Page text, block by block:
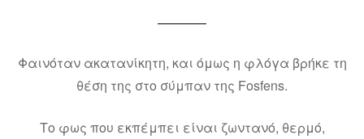
Φαινόταν ακατανίκητη, και όμως η φλόγα βρήκε τη
θέση της στο σύμπαν της Fosfens.
Το φως που εκπέμπει είναι ζωντανό, θερμό,